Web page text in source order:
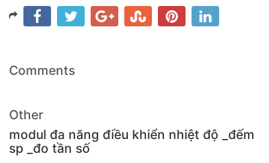
Comments
Other
modul đa năng điều khiển nhiệt độ _đếm
sp _đo tần số